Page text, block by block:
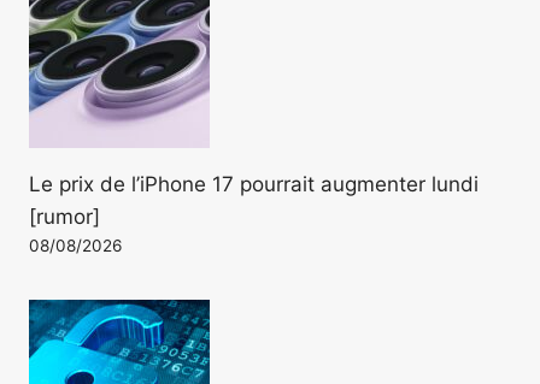
Le prix de l’iPhone 17 pourrait augmenter lundi
[rumor]
08/08/2026